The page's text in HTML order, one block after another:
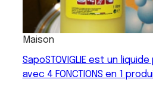
Maison
SapoSTOVIGLIE est un
avec 4 FONCTIONS en 1